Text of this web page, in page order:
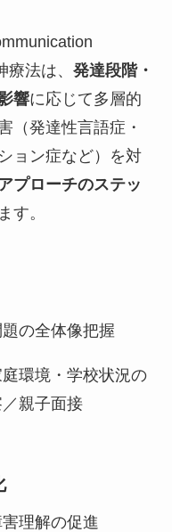
法は、 発達段階・
響に応じて多層的
（発達性言語症・
ョン症など）を対
プローチのステッ
す。
の全体像把握
環境・学校状況の
親子面接
理解の促進